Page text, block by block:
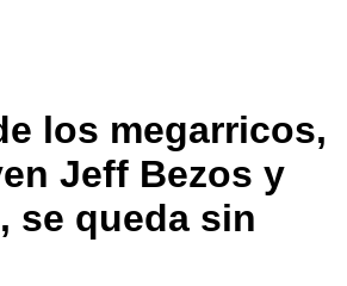
los megarricos,
Jeff Bezos y
se queda sin